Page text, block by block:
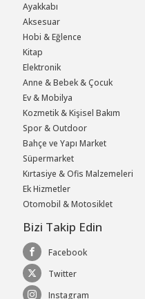
Ayakkabı
Aksesuar
Hobi & Eğlence
Kitap
Elektronik
Anne & Bebek & Çocuk
Ev & Mobilya
Kozmetik & Kişisel Bakım
Spor & Outdoor
Bahçe ve Yapı Market
Süpermarket
Kırtasiye & Ofis Malzemeleri
Ek Hizmetler
Otomobil & Motosiklet
Bizi Takip Edin
Facebook
Twitter
Instagram